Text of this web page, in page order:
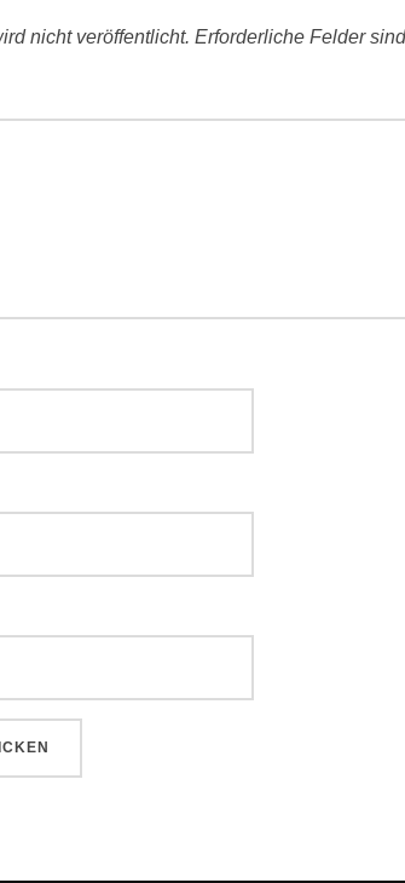
nicht veröffentlicht. Erforderliche Felder